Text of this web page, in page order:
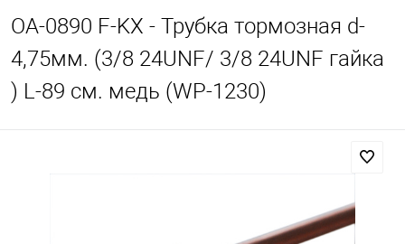
OA-0890 F-KX - Трубка тормозная d-
4,75мм. (3/8 24UNF/ 3/8 24UNF гайка
) L-89 см. медь (WP-1230)